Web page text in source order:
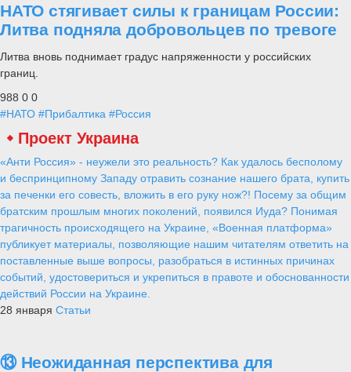
НАТО стягивает силы к границам России:
Литва подняла добровольцев по тревоге
Литва вновь поднимает градус напряженности у российских
границ.
988 0 0
#НАТО #Прибалтика #Россия
Проект Украина
«Анти Россия» - неужели это реальность? Как удалось бесполому
и беспринципному Западу отравить сознание нашего брата, купить
за печенки его совесть, вложить в его руку нож?! Посему за общим
братским прошлым многих поколений, появился Иуда? Понимая
трагичность происходящего на Украине, «Военная платформа»
публикует материалы, позволяющие нашим читателям ответить на
поставленные выше вопросы, разобраться в истинных причинах
событий, удостовериться и укрепиться в правоте и обоснованности
действий России на Украине.
28 января Статьи
⑬ Неожиданная перспектива для